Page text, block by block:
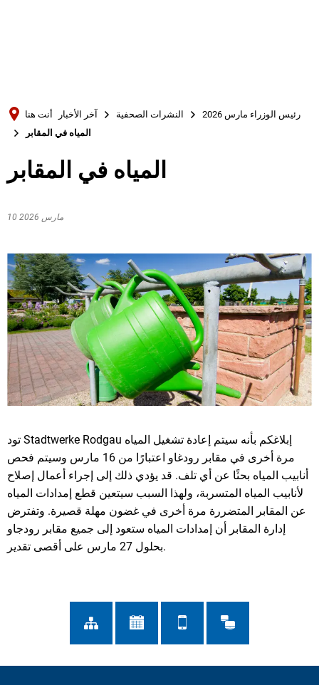
أنت هنا آخر الأخبار النشرات الصحفية
رئيس الوزراء مارس 2026
المياه في المقابر
المياه في المقابر
10 مارس 2026
تود Stadtwerke Rodgau إبلاغكم بأنه سيتم إعادة تشغيل المياه
مرة أخرى في مقابر رودغاو اعتبارًا من 16 مارس وسيتم فحص
أنابيب المياه بحثًا عن أي تلف. قد يؤدي ذلك إلى إجراء أعمال إصلاح
لأنابيب المياه المتسربة، ولهذا السبب سيتعين قطع إمدادات المياه
عن المقابر المتضررة مرة أخرى في غضون مهلة قصيرة. وتفترض
إدارة المقابر أن إمدادات المياه ستعود إلى جميع مقابر رودجاو
بحلول 27 مارس على أقصى تقدير.